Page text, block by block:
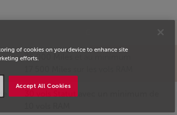
35 000 Miles
30 vols Statut avec un minimum de
of cookies on your device to enhance site
efforts.
Accept All Cookies